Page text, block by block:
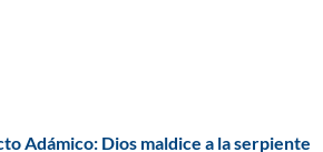
Adámico: Dios maldice a la serpiente